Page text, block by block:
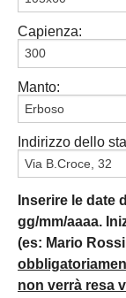
Capienza:
Manto:
Indirizzo dello
Inserire le date
gg/mm/aaaa.
(es: Mario
non verrà resa